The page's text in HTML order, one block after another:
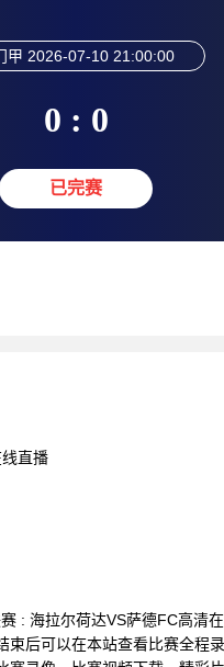
甲 2026-07-10 21:00:00
0 : 0
已完赛
直播
: 海拉尔荷达VS萨德FC高清
后可以在本站查看比赛全程